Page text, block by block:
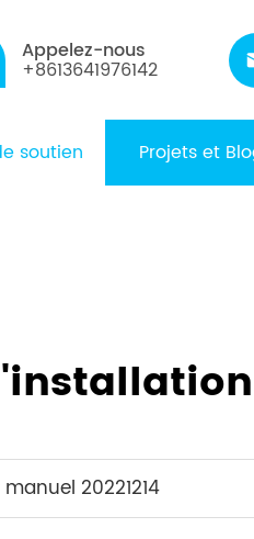
Appelez-nous
+8613641976142
soutien Projets et
manuel 20221214